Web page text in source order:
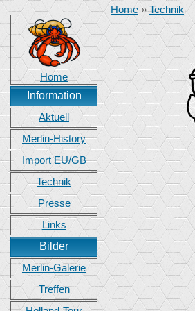
Home
Information
Aktuell
Merlin-History
Import EU/GB
Technik
Presse
Links
Bilder
Merlin-Galerie
Treffen
Home »Technik